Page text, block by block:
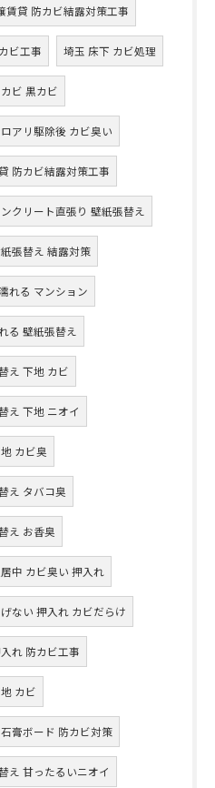
賃貸 防カビ結露対策工事
ビ工事 埼玉 床下 カビ処理
ビ 黒カビ
アリ駆除後 カビ臭い
防カビ結露対策工事
クリート直張り 壁紙張替え
張替え 結露対策
れる マンション
る 壁紙張替え
え 下地 カビ
え 下地 ニオイ
カビ臭
え タバコ臭
え お香臭
中 カビ臭い 押入れ
ない 押入れ カビだらけ
れ 防カビ工事
カビ
膏ボード 防カビ対策
え 甘ったるいニオイ